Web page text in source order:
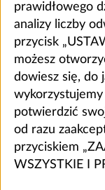
prawidłowego
analizy liczby
przycisk
możesz
dowiesz się, do
potwierdzić
od razu
przyciskiem
WSZYSTKIE I